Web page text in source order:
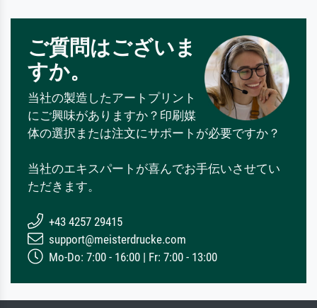
ご質問はございま
すか。
当社の製造したアートプリント
にご興味がありますか？印刷媒
体の選択または注文にサポートが必要ですか？
当社のエキスパートが喜んでお手伝いさせてい
ただきます。
+43 4257 29415
support@meisterdrucke.com
Mo-Do: 7:00 - 16:00 | Fr: 7:00 - 13:00